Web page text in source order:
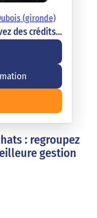
(gironde)
des crédits…
: regroupez
gestion